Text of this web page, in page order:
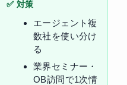
✅ 対策
エージェント複
数社を使い分け
る
業界セミナー・
OB訪問で1次情